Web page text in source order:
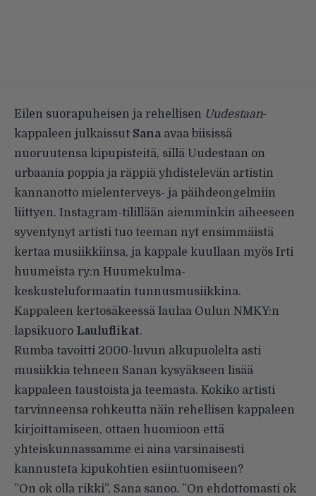
Eilen suorapuheisen ja rehellisen Uudestaan-
kappaleen julkaissut Sana avaa biisissä
nuoruutensa kipupisteitä, sillä Uudestaan on
urbaania poppia ja räppiä yhdistelevän artistin
kannanotto mielenterveys- ja päihdeongelmiin
liittyen. Instagram-tilillään aiemminkin aiheeseen
syventynyt artisti tuo teeman nyt ensimmäistä
kertaa musiikkiinsa, ja kappale kuullaan myös Irti
huumeista ry:n Huumekulma-
keskusteluformaatin tunnusmusiikkina.
Kappaleen kertosäkeessä laulaa Oulun NMKY:n
lapsikuoro Lauluflikat.
Rumba tavoitti 2000-luvun alkupuolelta asti
musiikkia tehneen Sanan kysyäkseen lisää
kappaleen taustoista ja teemasta. Kokiko artisti
tarvinneensa rohkeutta näin rehellisen kappaleen
kirjoittamiseen, ottaen huomioon että
yhteiskunnassamme ei aina varsinaisesti
kannusteta kipukohtien esiintuomiseen?
”On ok olla rikki”, Sana sanoo. ”On ehdottomasti ok